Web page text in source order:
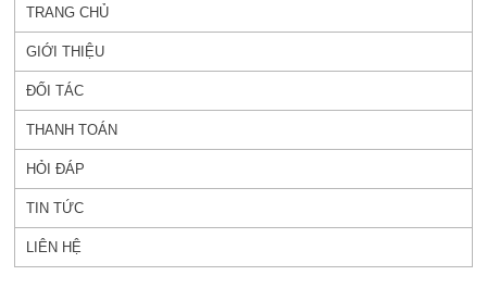
TRANG CHỦ
GIỚI THIỆU
ĐỐI TÁC
THANH TOÁN
HỎI ĐÁP
TIN TỨC
LIÊN HỆ